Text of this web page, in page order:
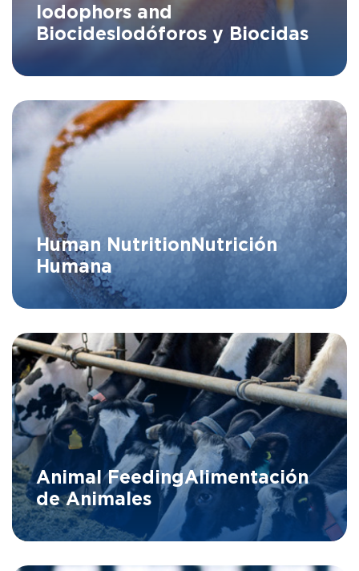
Iodophors and
Biocides Iodóforos y Biocidas
Human Nutrition Nutrición
Humana
Animal FeedingAlimentación
de Animales